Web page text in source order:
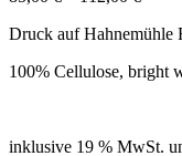
Druck auf Hahnemühle
100% Cellulose, bright
inklusive 19 % MwSt.